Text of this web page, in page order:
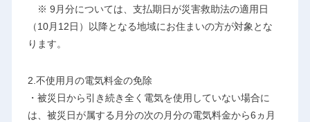
※ 9月分については、支払期日が災害救助法の適用日
（10月12日）以降となる地域にお住まいの方が対象とな
ります。
2.不使用月の電気料金の免除
・被災日から引き続き全く電気を使用していない場合に
は、被災日が属する月分の次の月分の電気料金から6ヵ月